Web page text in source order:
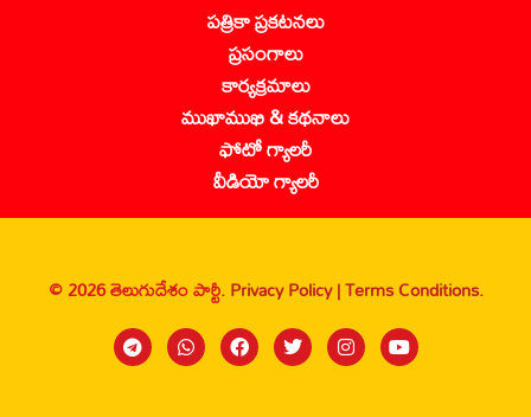
పత్రికా ప్రకటనలు
ప్రసంగాలు
కార్యక్రమాలు
ముఖాముఖి & కథనాలు
ఫోటో గ్యాలరీ
వీడియో గ్యాలరీ
© 2026 తెలుగుదేశం పార్టీ.Privacy Policy |Terms Conditions.